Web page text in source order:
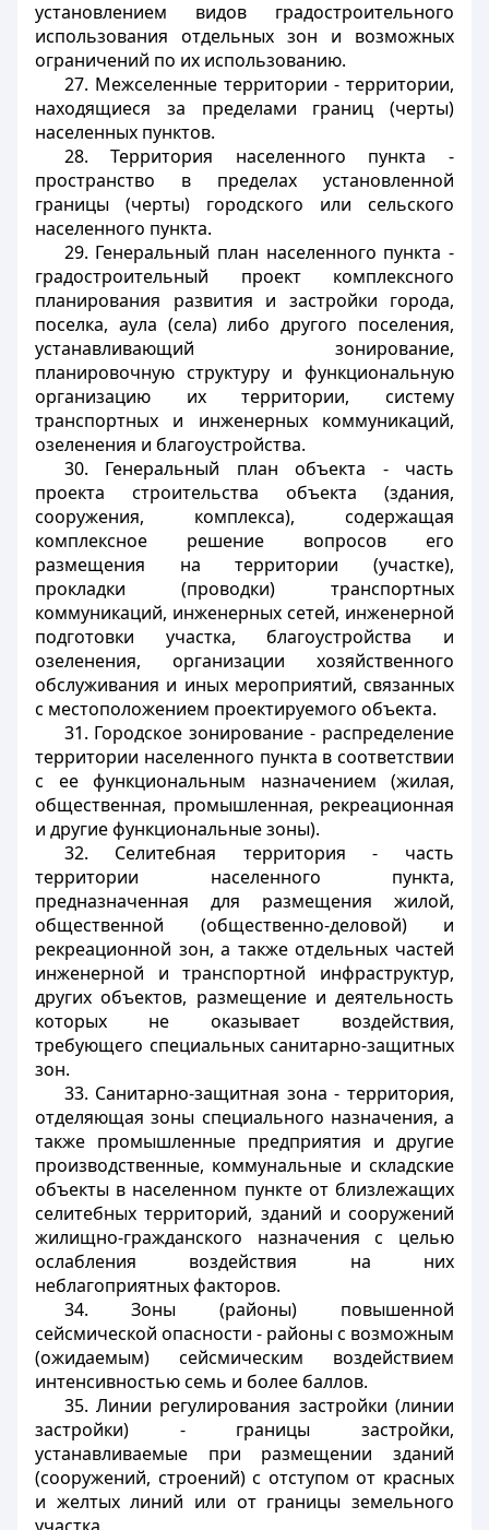
установлением видов градостроительного
использования отдельных зон и возможных
ограничений по их использованию.
27. Межселенные территории - территории,
находящиеся за пределами границ (черты)
населенных пунктов.
28. Территория населенного пункта -
пространство в пределах установленной
границы (черты) городского или сельского
населенного пункта.
29. Генеральный план населенного пункта -
градостроительный проект комплексного
планирования развития и застройки города,
поселка, аула (села) либо другого поселения,
устанавливающий зонирование,
планировочную структуру и функциональную
организацию их территории, систему
транспортных и инженерных коммуникаций,
озеленения и благоустройства.
30. Генеральный план объекта - часть
проекта строительства объекта (здания,
сооружения, комплекса), содержащая
комплексное решение вопросов его
размещения на территории (участке),
прокладки (проводки) транспортных
коммуникаций, инженерных сетей, инженерной
подготовки участка, благоустройства и
озеленения, организации хозяйственного
обслуживания и иных мероприятий, связанных
с местоположением проектируемого объекта.
31. Городское зонирование - распределение
территории населенного пункта в соответствии
с ее функциональным назначением (жилая,
общественная, промышленная, рекреационная
и другие функциональные зоны).
32. Селитебная территория - часть
территории населенного пункта,
предназначенная для размещения жилой,
общественной (общественно-деловой) и
рекреационной зон, а также отдельных частей
инженерной и транспортной инфраструктур,
других объектов, размещение и деятельность
которых не оказывает воздействия,
требующего специальных санитарно-защитных
зон.
33. Санитарно-защитная зона - территория,
отделяющая зоны специального назначения, а
также промышленные предприятия и другие
производственные, коммунальные и складские
объекты в населенном пункте от близлежащих
селитебных территорий, зданий и сооружений
жилищно-гражданского назначения с целью
ослабления воздействия на них
неблагоприятных факторов.
34. Зоны (районы) повышенной
сейсмической опасности - районы с возможным
(ожидаемым) сейсмическим воздействием
интенсивностью семь и более баллов.
35. Линии регулирования застройки (линии
застройки) - границы застройки,
устанавливаемые при размещении зданий
(сооружений, строений) с отступом от красных
и желтых линий или от границы земельного